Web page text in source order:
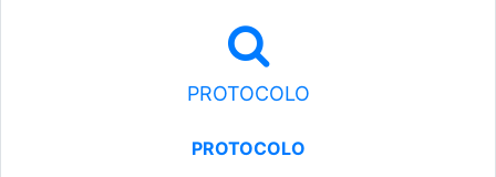
PROTOCOLO
PROTOCOLO